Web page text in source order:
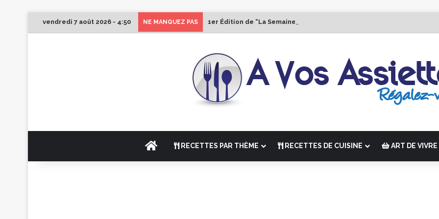
vendredi 7 août 2026 - 4:50 NE MANQUEZ PAS 1er Édition de “La Semaine des Chefs” du 19 au 24 octobre 2026
ACCUEILRECETTES PAR THÈME RECETTES DE CUISINE ART DE VIVRE